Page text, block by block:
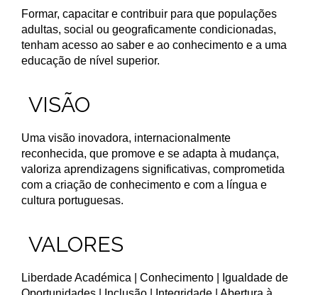
Formar, capacitar e contribuir para que populações
adultas, social ou geograficamente condicionadas,
tenham acesso ao saber e ao conhecimento e a uma
educação de nível superior.
VISÃO
Uma visão inovadora, internacionalmente
reconhecida, que promove e se adapta à mudança,
valoriza aprendizagens significativas, comprometida
com a criação de conhecimento e com a língua e
cultura portuguesas.
VALORES
Liberdade Académica | Conhecimento | Igualdade de